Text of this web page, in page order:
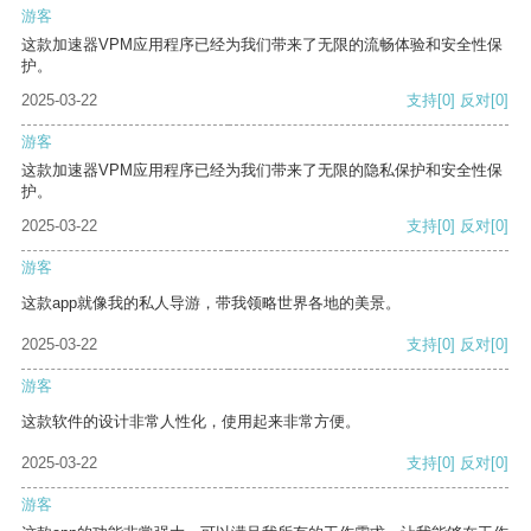
游客
这款加速器VPM应用程序已经为我们带来了无限的流畅体验和安全性保
护。
2025-03-22
支持[0] 反对[0]
游客
这款加速器VPM应用程序已经为我们带来了无限的隐私保护和安全性保
护。
2025-03-22
支持[0] 反对[0]
游客
这款app就像我的私人导游，带我领略世界各地的美景。
2025-03-22 支持[0] 反对[0]
游客
这款软件的设计非常人性化，使用起来非常方便。
2025-03-22 支持[0] 反对[0]
游客